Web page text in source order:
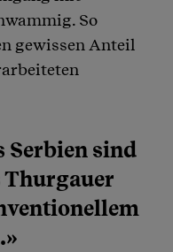
So
gewissen Anteil
Serbien sind
Thurgauer